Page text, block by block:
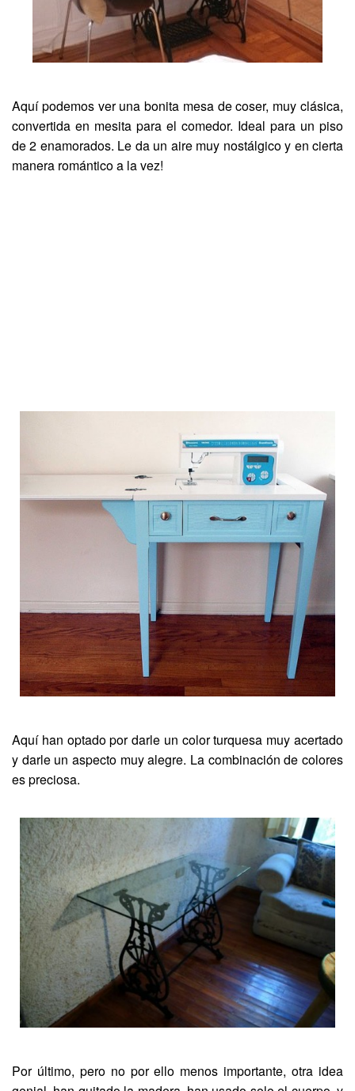
Aquí podemos ver una bonita mesa de coser, muy clásica,
convertida en mesita para el comedor. Ideal para un piso
de 2 enamorados. Le da un aire muy nostálgico y en cierta
manera romántico a la vez!
Aquí han optado por darle un color turquesa muy acertado
y darle un aspecto muy alegre. La combinación de colores
es preciosa.
Por último, pero no por ello menos importante, otra idea